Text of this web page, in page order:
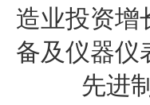
造业投资增
备及仪器仪
先进制